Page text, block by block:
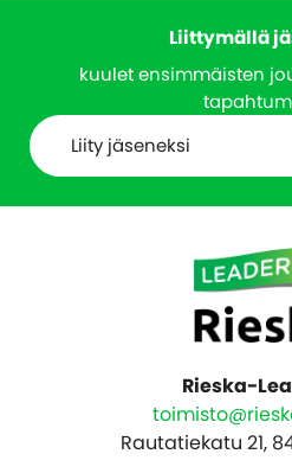
Liittymällä
kuulet ensimmäisten
Liity jäseneksi
Rieska-
Rautatiekatu 21,